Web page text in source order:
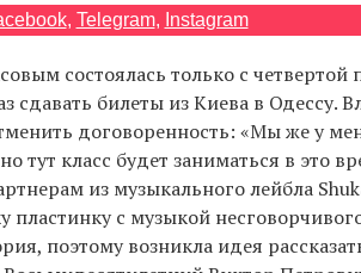
, Telegram, Instagram
состоялась только с четвертой
билеты из Киева в Одессу.
договоренность: «Мы же у
тут класс будет заниматься в это
из музыкального лейбла
с музыкой
поэтому возникла идея